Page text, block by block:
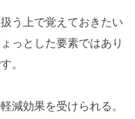
う上で覚えておきたい
っとした要素ではあり
。
減効果を受けられる。